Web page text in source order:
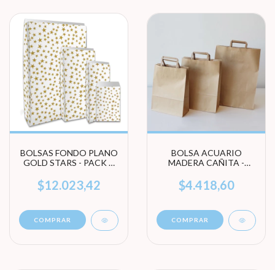
BOLSAS FONDO PLANO
GOLD STARS - PACK X
TAMAÑO)
$12.023,42
COMPRAR
BOLSA ACUARIO
MADERA CAÑITA -
(ELEGÍ TAMAÑO)
$4.418,60
COMPRAR